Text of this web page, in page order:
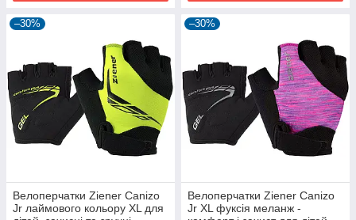
–30%
Велоперчатки Ziener Canizo
Jr лаймового кольору XL для
–30%
Велоперчатки Ziener Canizo
Jr XL фуксія меланж -